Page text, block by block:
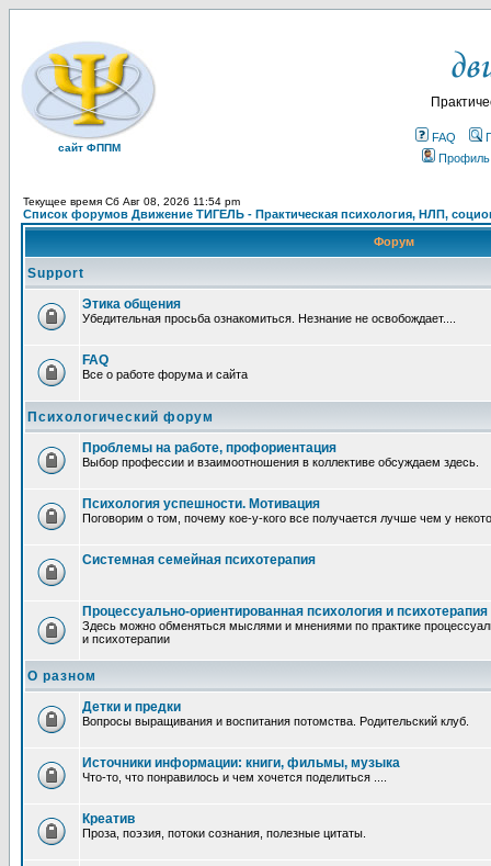
сайт ФППМ
FAQ
Профиль
Текущее время Сб Авг 08, 2026 11:54 pm
Список форумов Движение ТИГЕЛЬ - Практическая психология, НЛП,
Форум
Support
Этика общения
Убедительная просьба ознакомиться. Незнание не освобождает....
FAQ
Все о работе форума и сайта
Психологический форум
Проблемы на работе, профориентация
Выбор профессии и взаимоотношения в коллективе обсуждаем здесь.
Психология успешности. Мотивация
Поговорим о том, почему кое-у-кого все получается лучше чем у
Системная семейная психотерапия
Процессуально-ориентированная психология и психотерапия
Здесь можно обменяться мыслями и мнениями по практике
и психотерапии
О разном
Детки и предки
Вопросы выращивания и воспитания потомства. Родительский клуб.
Источники информации: книги, фильмы, музыка
Что-то, что понравилось и чем хочется поделиться ....
Креатив
Проза, поэзия, потоки сознания, полезные цитаты.